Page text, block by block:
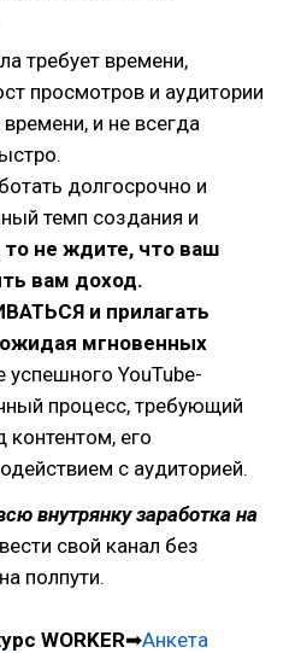
требует времени,
просмотров и аудитории
и не всегда
долгосрочно и
темп создания и
то не ждите, что ваш
вам доход.
и прилагать
мгновенных
успешного YouTube-
процесс, требующий
контентом, его
с аудиторией.
внутрянку заработка на
свой канал без
полпути.
WORKER➡Анкета